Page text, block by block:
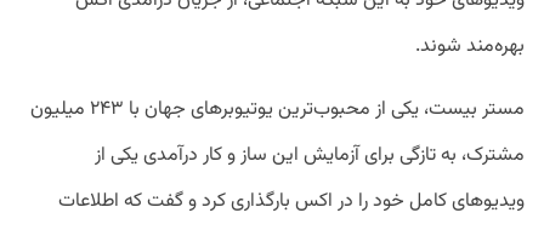
بهره‌مند شوند.
مستر بیست، یکی از محبوب‌ترین یوتیوبر‌های جهان با ۲۴۳ میلیون
مشترک، به تازگی برای آزمایش این ساز و کار درآمدی یکی از
ویدیو‌های کامل خود را در اکس بارگذاری کرد و گفت که اطلاعات